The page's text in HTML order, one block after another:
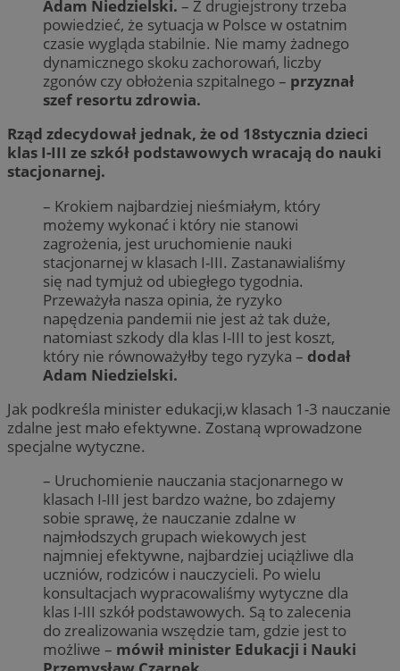
Adam Niedzielski. – Z drugiejstrony trzeba
powiedzieć, że sytuacja w Polsce w ostatnim
czasie wygląda stabilnie. Nie mamy żadnego
dynamicznego skoku zachorowań, liczby
zgonów czy obłożenia szpitalnego – przyznał
szef resortu zdrowia.
Rząd zdecydował jednak, że od 18stycznia dzieci
klas I-III ze szkół podstawowych wracają do nauki
stacjonarnej.
– Krokiem najbardziej nieśmiałym, który
możemy wykonać i który nie stanowi
zagrożenia, jest uruchomienie nauki
stacjonarnej w klasach I-III. Zastanawialiśmy
się nad tymjuż od ubiegłego tygodnia.
Przeważyła nasza opinia, że ryzyko
napędzenia pandemii nie jest aż tak duże,
natomiast szkody dla klas I-III to jest koszt,
który nie równoważyłby tego ryzyka – dodał
Adam Niedzielski.
Jak podkreśla minister edukacji,w klasach 1-3 nauczanie
zdalne jest mało efektywne. Zostaną wprowadzone
specjalne wytyczne.
– Uruchomienie nauczania stacjonarnego w
klasach I-III jest bardzo ważne, bo zdajemy
sobie sprawę, że nauczanie zdalne w
najmłodszych grupach wiekowych jest
najmniej efektywne, najbardziej uciążliwe dla
uczniów, rodziców i nauczycieli. Po wielu
konsultacjach wypracowaliśmy wytyczne dla
klas I-III szkół podstawowych. Są to zalecenia
do zrealizowania wszędzie tam, gdzie jest to
możliwe – mówił minister Edukacji i Nauki